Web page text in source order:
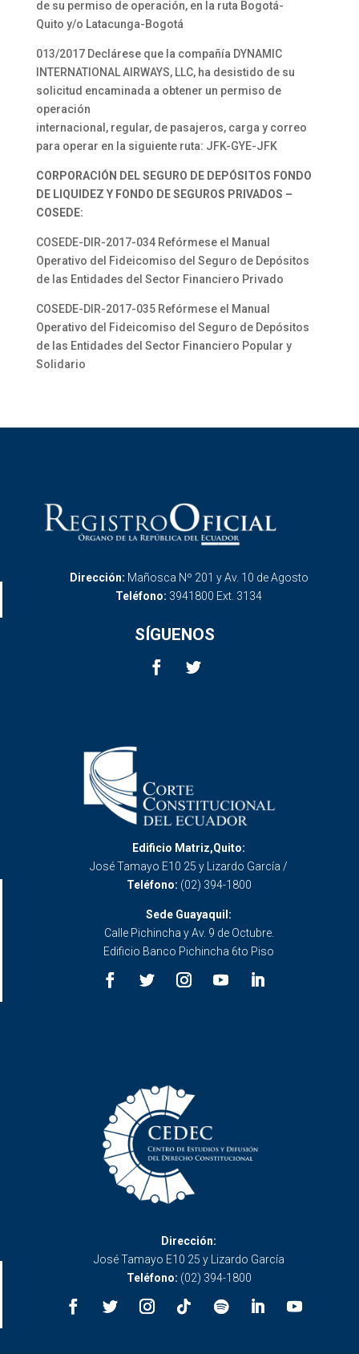
de su permiso de operación, en la ruta Bogotá-
Quito y/o Latacunga-Bogotá
013/2017 Declárese que la compañía DYNAMIC
INTERNATIONAL AIRWAYS, LLC, ha desistido de su
solicitud encaminada a obtener un permiso de
operación
internacional, regular, de pasajeros, carga y correo
para operar en la siguiente ruta: JFK-GYE-JFK
CORPORACIÓN DEL SEGURO DE DEPÓSITOS FONDO
DE LIQUIDEZ Y FONDO DE SEGUROS PRIVADOS –
COSEDE:
COSEDE-DIR-2017-034 Refórmese el Manual
Operativo del Fideicomiso del Seguro de Depósitos
de las Entidades del Sector Financiero Privado
COSEDE-DIR-2017-035 Refórmese el Manual
Operativo del Fideicomiso del Seguro de Depósitos
de las Entidades del Sector Financiero Popular y
Solidario
Dirección: Mañosca Nº 201 y Av. 10 de Agosto
Teléfono: 3941800 Ext. 3134
SÍGUENOS
Edificio Matriz,Quito:
José Tamayo E10 25 y Lizardo García /
Teléfono: (02) 394-1800
Sede Guayaquil:
Calle Pichincha y Av. 9 de Octubre.
Edificio Banco Pichincha 6to Piso
Dirección:
José Tamayo E10 25 y Lizardo García
Teléfono: (02) 394-1800